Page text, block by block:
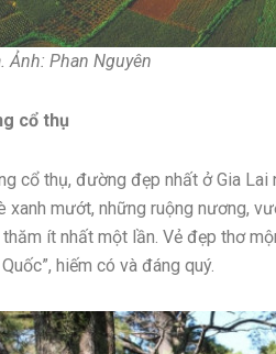
Ảnh: Phan Nguyên
cổ thụ
cổ thụ, đường đẹp nhất ở Gia
xanh mướt, những ruộng nương,
ít nhất một lần. Vẻ đẹp thơ
hiếm có và đáng quý.